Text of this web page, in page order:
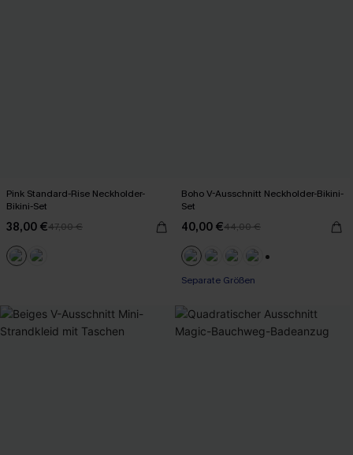
Pink Standard-Rise Neckholder-
Bikini-Set
38,00 €47,00 €
Boho V-Ausschnitt Neckholder-Bikini-
Set
40,00 €44,00 €
Separate Größen